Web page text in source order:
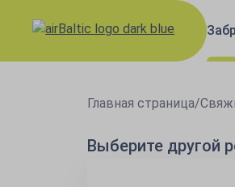
Главная страница/
Выберите другой